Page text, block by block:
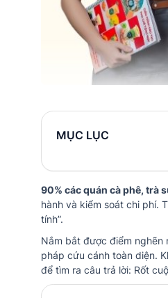
MỤC LỤC
90% các quán cà phê, trà
hành và kiểm soát chi phí.
tính”.
Nắm bắt được điểm nghẽn
pháp cứu cánh toàn diện.
để tìm ra câu trả lời: Rốt